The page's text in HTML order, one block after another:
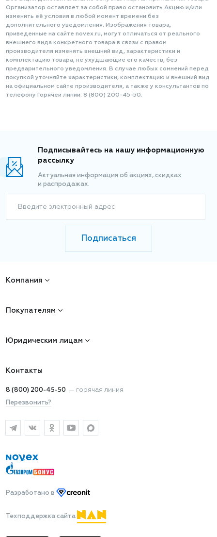
Организатор оставляет за собой право остановить Акцию и/или
изменить её условия в любой момент времени без
дополнительного уведомления. Изображения товара,
приведенные на сайте novex.ru, могут отличаться от реального
внешнего вида конкретного товара в связи с правом
производителя изменять внешний вид, характеристики и
комплектацию товара, не ухудшающие его качеств, без
предварительного уведомления. В случае любых сомнений перед
покупкой уточняйте характеристики, комплектацию и внешний вид
на официальном сайте производителя, а также у консультантов по
телефону Горячей линии: 8 (800) 200-45-50.
Подписывайтесь на нашу информационную
рассылку
Актуальная информация об акциях, скидках
и распродажах.
Введите электронный адрес
Подписаться
Компания
Покупателям
Юридическим лицам
Контакты
8 (800) 200-45-50 — горячая линия
Перезвонить?
Разработано в
Техподдержка сайта